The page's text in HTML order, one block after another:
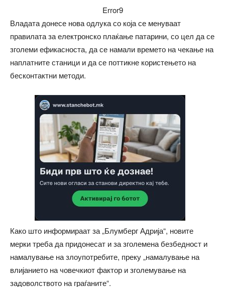
Error9
Владата донесе нова одлука со која се менуваат
правилата за електронско плаќање патарини, со цел да се
зголеми ефикасноста, да се намали времето на чекање на
наплатните станици и да се поттикне користењето на
бесконтактни методи.
Како што информираат за „Блумберг Адрија“, новите
мерки треба да придонесат и за зголемена безбедност и
намалување на злоупотребите, преку „намалување на
влијанието на човечкиот фактор и зголемување на
задоволството на граѓаните“.